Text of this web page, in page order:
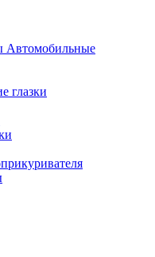
Автомобильные
глазки